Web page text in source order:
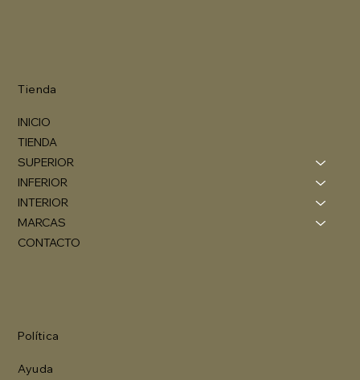
Tienda
INICIO
TIENDA
SUPERIOR
INFERIOR
INTERIOR
MARCAS
CONTACTO
Política
Ayuda